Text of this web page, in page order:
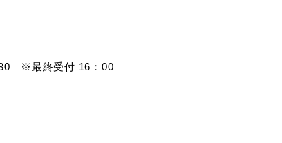
30 ※最終受付 16：00